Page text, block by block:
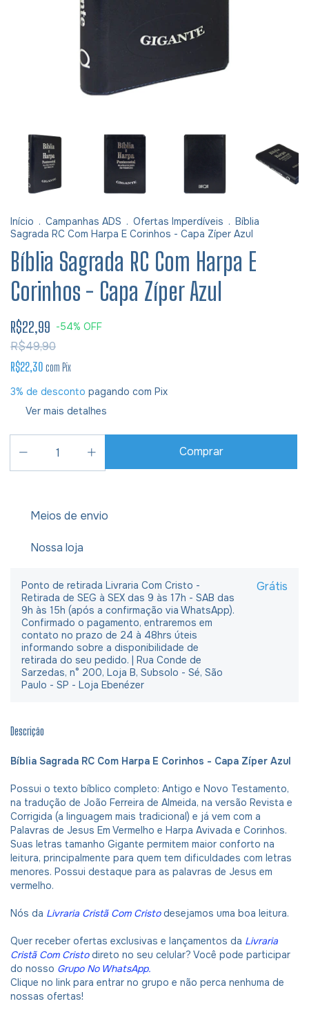
Início . Campanhas ADS . Ofertas Imperdíveis . Bíblia
Sagrada RC Com Harpa E Corinhos - Capa Zíper Azul
Bíblia Sagrada RC Com Harpa E
Corinhos - Capa Zíper Azul
R$22,99 -54% OFF
R$49,90
R$22,30 com Pix
3% de desconto pagando com Pix
Ver mais detalhes
Meios de envio
Nossa loja
Ponto de retirada Livraria Com Cristo -
Retirada de SEG à SEX das 9 às 17h - SAB das
9h às 15h (após a confirmação via WhatsApp).
Confirmado o pagamento, entraremos em
contato no prazo de 24 à 48hrs úteis
informando sobre a disponibilidade de
retirada do seu pedido. | Rua Conde de
Sarzedas, n° 200, Loja B, Subsolo - Sé, São
Paulo - SP - Loja Ebenézer
Grátis
Descrição
Bíblia Sagrada RC Com Harpa E Corinhos - Capa Zíper Azul
Possui o texto bíblico completo: Antigo e Novo Testamento,
na tradução de João Ferreira de Almeida, na versão Revista e
Corrigida (a linguagem mais tradicional) e já vem com a
Palavras de Jesus Em Vermelho e Harpa Avivada e Corinhos.
Suas letras tamanho Gigante permitem maior conforto na
leitura, principalmente para quem tem dificuldades com letras
menores. Possui destaque para as palavras de Jesus em
vermelho.
Nós da Livraria Cristã Com Cristo desejamos uma boa leitura.
Quer receber ofertas exclusivas e lançamentos da Livraria
Cristã Com Cristodireto no seu celular? Você pode participar
do nosso Grupo No WhatsApp.
Clique no link para entrar no grupo e não perca nenhuma de
nossas ofertas!